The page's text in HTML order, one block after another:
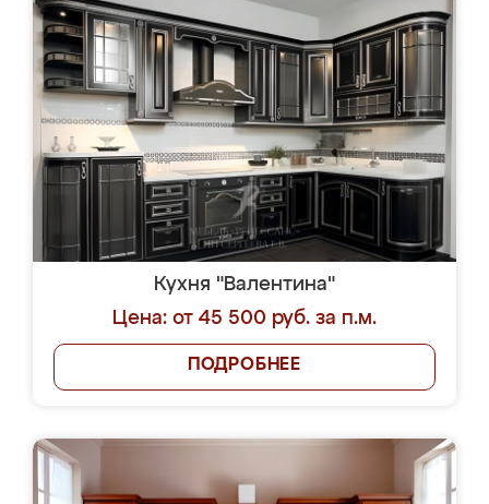
Кухня "Валентина"
Цена: от 45 500 руб. за п.м.
ПОДРОБНЕЕ